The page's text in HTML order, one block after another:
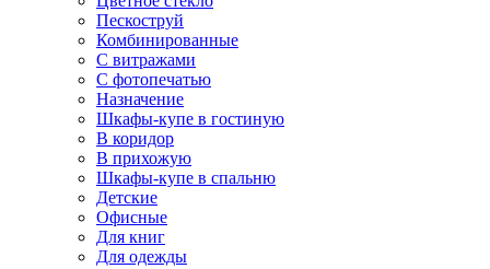
Пескоструй
Комбинированные
С витражами
С фотопечатью
Назначение
Шкафы-купе в гостиную
В коридор
В прихожую
Шкафы-купе в спальню
Детские
Офисные
Для книг
Для одежды